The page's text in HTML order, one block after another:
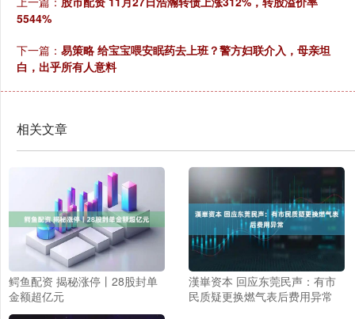
5544%
下一篇： 易策略 给宝宝喂安眠药去上班？警方妇联介入，母亲坦
白，出乎所有人意料
相关文章
鳄鱼配资 揭秘涨停丨28股封单
金额超亿元
漢崋资本 回应东莞民声：有市
民质疑更换燃气表后费用异常